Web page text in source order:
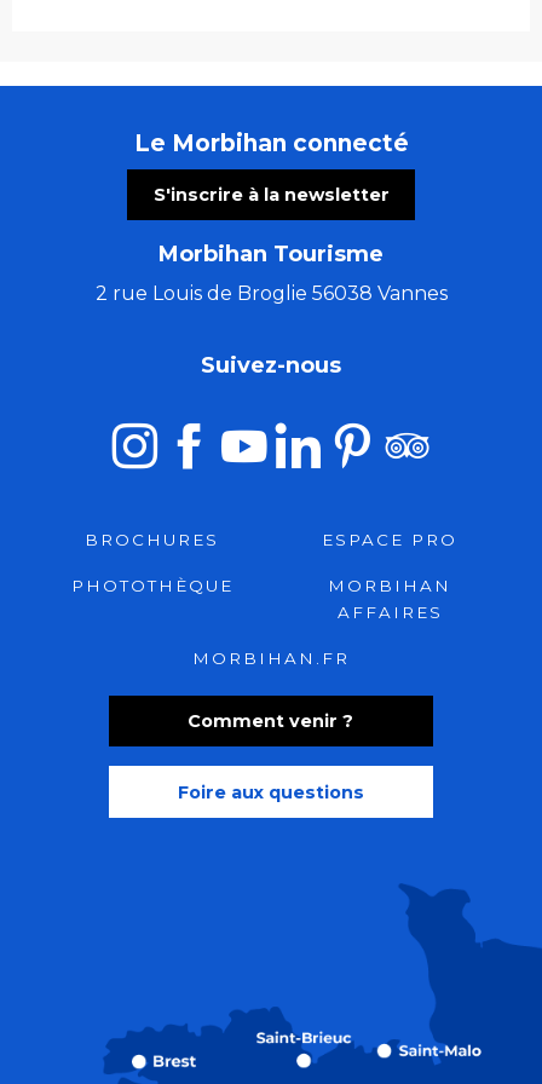
Le Morbihan connecté
S'inscrire à la newsletter
Morbihan Tourisme
2 rue Louis de Broglie 56038 Vannes
Comment venir ?
Foire aux questions
Suivez-nous
BROCHURES ESPACE PRO
PHOTOTHÈQUE
MORBIHAN
AFFAIRES
MORBIHAN.FR